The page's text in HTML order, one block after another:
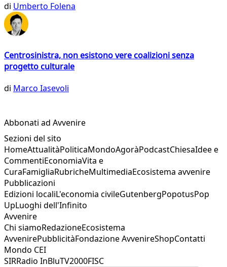
di Umberto Folena
Centrosinistra, non esistono vere coalizioni senza
progetto culturale
di Marco Iasevoli
Abbonati ad Avvenire
Sezioni del sito
HomeAttualitàPoliticaMondoAgoràPodcastChiesaIdee e
CommentiEconomiaVita e
CuraFamigliaRubricheMultimediaEcosistema avvenire
Pubblicazioni
Edizioni localiL'economia civileGutenbergPopotusPop
UpLuoghi dell'Infinito
Avvenire
Chi siamoRedazioneEcosistema
AvvenirePubblicitàFondazione AvvenireShopContatti
Mondo CEI
SIRRadio InBluTV2000FISC